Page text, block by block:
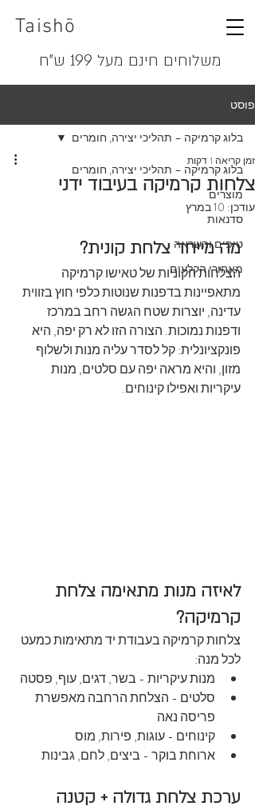
Taishō
משלוחים חינם מעל 199 ש"ח
פוסט
בלוג קרמיקה – תהליכי יצירה, חומרים
מוצרים
סדנאות
טיפים והשראה
מאחורי הקלעים
בלוג קרמיקה – תהליכי יצירה, חומרים
צלחות קרמיקה בעיבוד ידני
זמן קריאה 1 דקות
עודכן: 10 במרץ
מה מייחד צלחת קונית?
הצלחות הקוניות של טאישו קרמיקה
מתאפיינות בדפנות שנוטות כלפי חוץ בזווית
עדינה, יוצרות שטח הגשה רחב במרכז
ודפנות נמוכות. הצורה הזו לא רק יפה, היא
פונקציונלית: קל לסדר עליה מנות ולשלוף
מזון, והיא מראה יפה עם סלטים, מנות
עיקריות ואפילו קינוחים.
לאיזה מנות מתאימה צלחת
קרמיקה?
צלחות קרמיקה בעבודת יד מתאימות כמעט
לכל מנה:
מנות עיקריות - בשר, דגים, עוף, פסטה
סלטים - הצלחת הרחבה מאפשרת
פריסה נאה
קינוחים - עוגות, פירות, מוס
ארוחת בוקר - ביצים, לחם, גבינות
ערכת צלחת גדולה + קטנה